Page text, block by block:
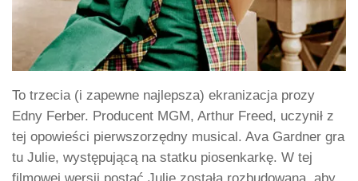
To trzecia (i zapewne najlepsza) ekranizacja prozy
Edny Ferber. Producent MGM, Arthur Freed, uczynił z
tej opowieści pierwszorzędny musical. Ava Gardner gra
tu Julie, występującą na statku piosenkarkę. W tej
filmowej wersji postać Julie została rozbudowana, aby